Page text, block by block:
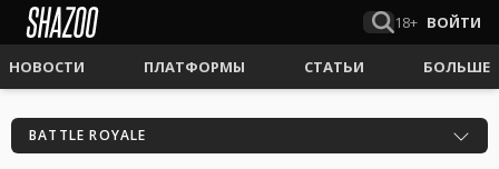
18+ ВОЙТИ
НОВОСТИ ПЛАТФОРМЫ СТАТЬИ БОЛЬШЕ
BATTLE ROYALE